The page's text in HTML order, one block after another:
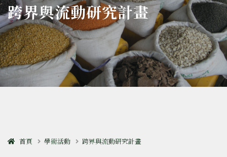
跨界與流動研究計畫
首頁 學術活動 跨界與流動研究計畫